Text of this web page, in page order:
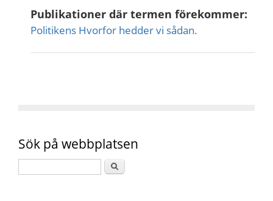
Publikationer där termen förekommer:
Politikens Hvorfor hedder vi sådan.
Sök på webbplatsen